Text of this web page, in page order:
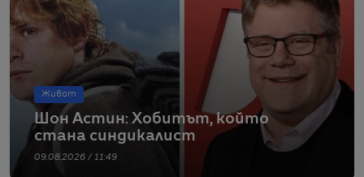
Живот
Шон Астин: Хобитът, който
стана синдикалист
09.08.2026 / 11:49